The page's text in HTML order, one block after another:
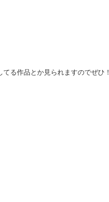
る作品とか見られますのでぜひ！